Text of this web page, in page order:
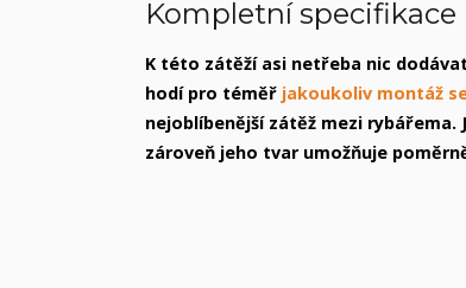
Kompletní specifikace
K této zátěží asi netřeba nic
hodí pro téměř jakoukoliv montáž
nejoblíbenější zátěž mezi rybářema.
zároveň jeho tvar umožňuje